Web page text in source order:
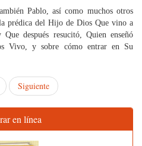
Pablo, así como muchos otros
prédica del Hijo de Dios Que vino a
después resucitó, Quien enseñó
Vivo, y sobre cómo entrar en Su
Siguiente
en línea